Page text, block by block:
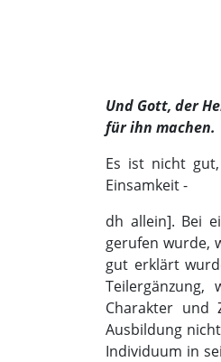
Und Gott, der
für ihn machen.
Es ist nicht
Einsamkeit -
dh allein]. Bei
gerufen wurde,
gut erklärt
Charakter und
Ausbildung
Individuum in